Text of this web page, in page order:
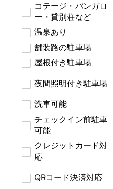
コテージ・バンガロ
ー・貸別荘など
温泉あり
舗装路の駐車場
屋根付き駐車場
夜間照明付き駐車場
洗車可能
チェックイン前駐車
可能
クレジットカード対
応
QRコード決済対応